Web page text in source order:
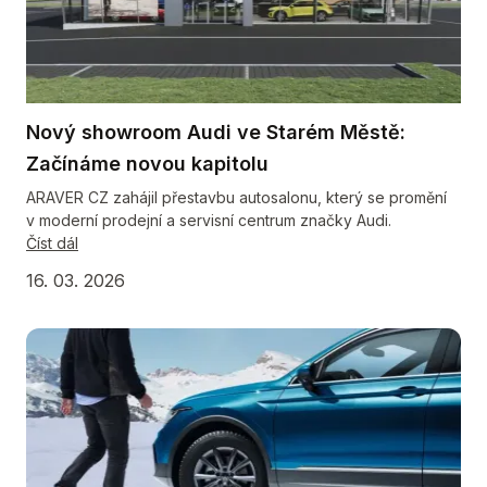
Nový showroom Audi ve Starém Městě:
Začínáme novou kapitolu
ARAVER CZ zahájil přestavbu autosalonu, který se promění
v moderní prodejní a servisní centrum značky Audi.
Číst dál
16. 03. 2026